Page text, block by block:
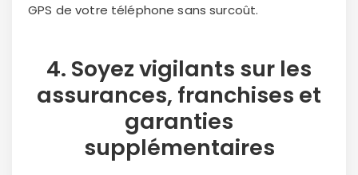
GPS de votre téléphone sans surcoût.
4. Soyez vigilants sur les
assurances, franchises et
garanties
supplémentaires
Continuer avec Apple
ou connectez-vous par mail